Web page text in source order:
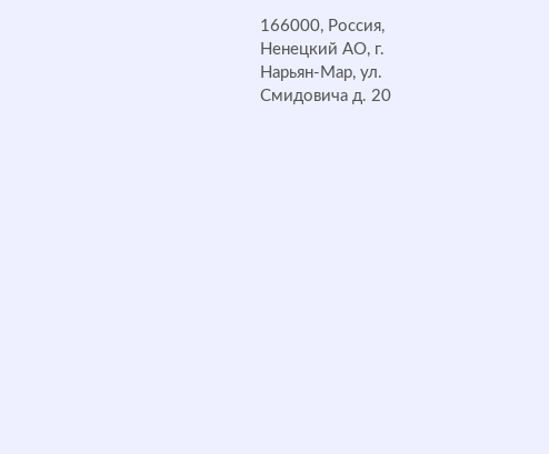
166000, Россия,
Ненецкий АО, г.
Нарьян-Мар, ул.
Смидовича д. 20